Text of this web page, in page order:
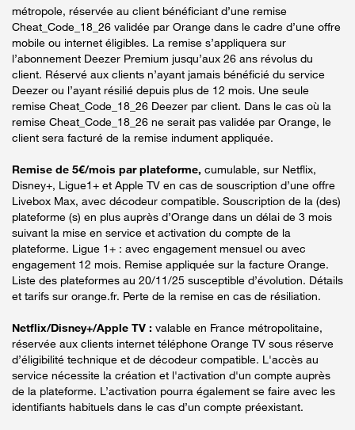
métropole, réservée au client bénéficiant d’une remise
Cheat_Code_18_26 validée par Orange dans le cadre d’une offre
mobile ou internet éligibles. La remise s’appliquera sur
l’abonnement Deezer Premium jusqu’aux 26 ans révolus du
client. Réservé aux clients n’ayant jamais bénéficié du service
Deezer ou l’ayant résilié depuis plus de 12 mois. Une seule
remise Cheat_Code_18_26 Deezer par client. Dans le cas où la
remise Cheat_Code_18_26 ne serait pas validée par Orange, le
client sera facturé de la remise indument appliquée.
Remise de 5€/mois par plateforme, cumulable, sur Netflix,
Disney+, Ligue1+ et Apple TV en cas de souscription d’une offre
Livebox Max, avec décodeur compatible. Souscription de la (des)
plateforme (s) en plus auprès d’Orange dans un délai de 3 mois
suivant la mise en service et activation du compte de la
plateforme. Ligue 1+ : avec engagement mensuel ou avec
engagement 12 mois. Remise appliquée sur la facture Orange.
Liste des plateformes au 20/11/25 susceptible d’évolution. Détails
et tarifs sur orange.fr. Perte de la remise en cas de résiliation.
Netflix/Disney+/Apple TV : valable en France métropolitaine,
réservée aux clients internet téléphone Orange TV sous réserve
d’éligibilité technique et de décodeur compatible. L'accès au
service nécessite la création et l'activation d'un compte auprès
de la plateforme. L’activation pourra également se faire avec les
identifiants habituels dans le cas d’un compte préexistant.